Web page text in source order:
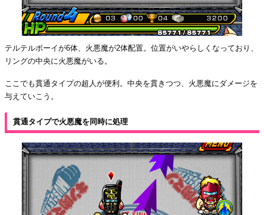
テルテルボーイが6体、火悪魔が2体配置。位置がいやらしくなっており、
リングの中央に火悪魔がいる。
ここでも貫通タイプの超人が便利。中央を貫きつつ、火悪魔にダメージを
与えていこう。
貫通タイプで火悪魔を同時に処理